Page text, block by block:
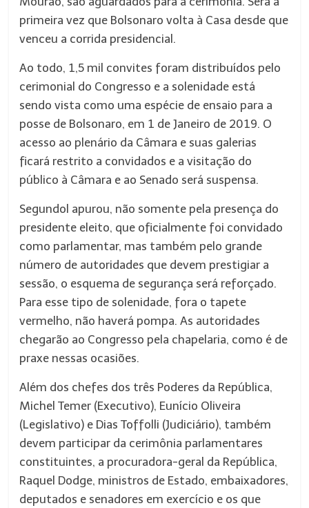
primeira vez que Bolsonaro volta à Casa desde que
venceu a corrida presidencial.
Ao todo, 1,5 mil convites foram distribuídos pelo
cerimonial do Congresso e a solenidade está
sendo vista como uma espécie de ensaio para a
posse de Bolsonaro, em 1 de Janeiro de 2019. O
acesso ao plenário da Câmara e suas galerias
ficará restrito a convidados e a visitação do
público à Câmara e ao Senado será suspensa.
Segundol apurou, não somente pela presença do
presidente eleito, que oficialmente foi convidado
como parlamentar, mas também pelo grande
número de autoridades que devem prestigiar a
sessão, o esquema de segurança será reforçado.
Para esse tipo de solenidade, fora o tapete
vermelho, não haverá pompa. As autoridades
chegarão ao Congresso pela chapelaria, como é de
praxe nessas ocasiões.
Além dos chefes dos três Poderes da República,
Michel Temer (Executivo), Eunício Oliveira
(Legislativo) e Dias Toffolli (Judiciário), também
devem participar da cerimônia parlamentares
constituintes, a procuradora-geral da República,
Raquel Dodge, ministros de Estado, embaixadores,
deputados e senadores em exercício e os que